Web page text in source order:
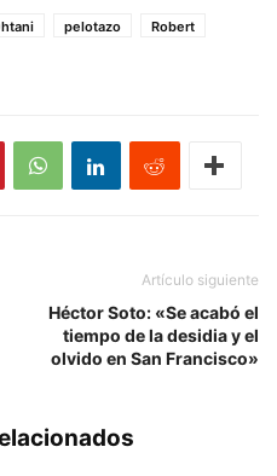
pelotazo
Robert
Artículo siguiente
Héctor Soto: «Se acabó el
tiempo de la desidia y el
olvido en San Francisco»